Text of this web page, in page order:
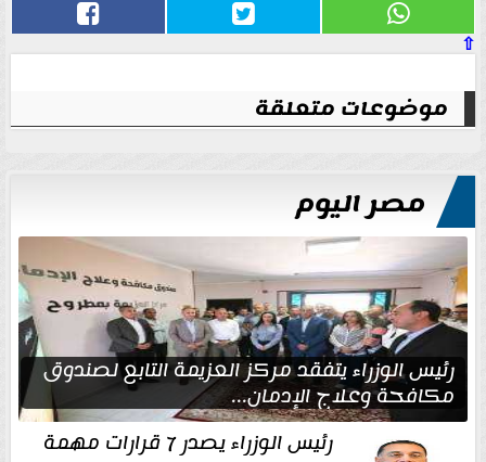
⇧
موضوعات متعلقة
مصر اليوم
رئيس الوزراء يتفقد مركز العزيمة التابع لصندوق
مكافحة وعلاج الإدمان...
رئيس الوزراء يصدر 7 قرارات مهمة